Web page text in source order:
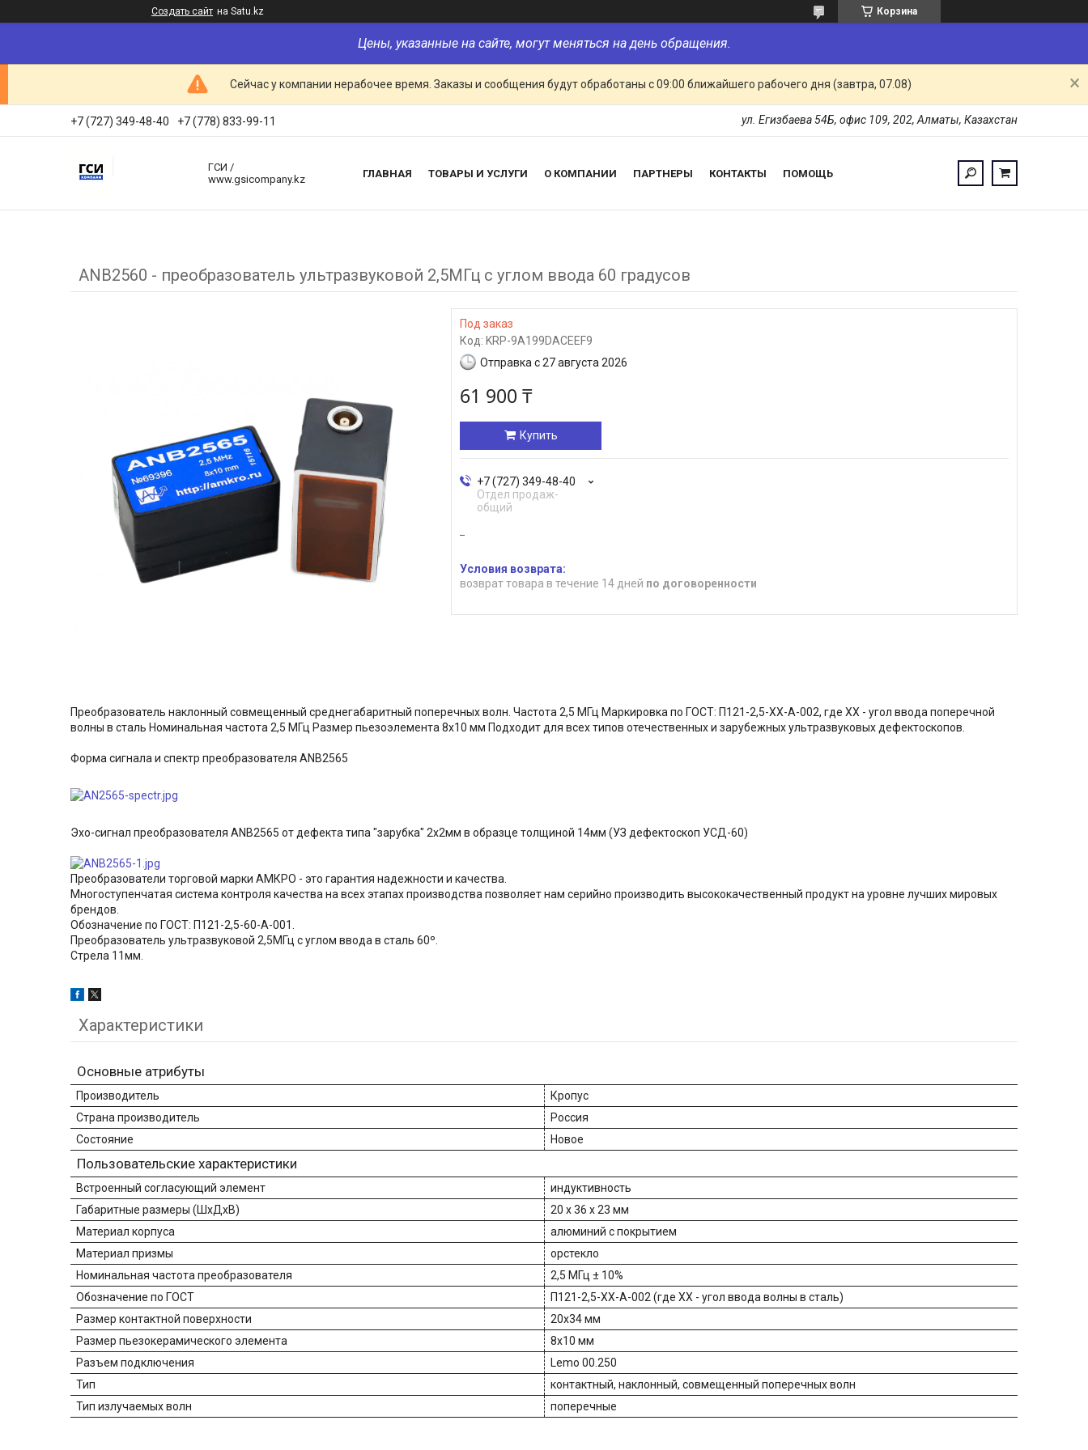
Создать сайт на Satu.kz Корзина
Цены, указанные на сайте, могут меняться на день обращения.
Сейчас у компании нерабочее время. Заказы и сообщения будут обработаны с 09:00 ближайшего рабочего дня (завтра, 07.08)
+7 (727) 349-48-40 +7 (778) 833-99-11 ул. Егизбаева 54Б, офис 109, 202, Алматы, Казахстан
ГСИ /
www.gsicompany.kz
ГЛАВНАЯ ТОВАРЫ И УСЛУГИ О КОМПАНИИ ПАРТНЕРЫ КОНТАКТЫ ПОМОЩЬ
ANB2560 - преобразователь ультразвуковой 2,5МГц с углом ввода 60 градусов
Под заказ
Код: KRP-9A199DACEEF9
Отправка с 27 августа 2026
61 900 ₸
Купить
+7 (727) 349-48-40
Отдел продаж-
общий
возврат товара в течение 14 дней по договоренности
Преобразователь наклонный совмещенный среднегабаритный поперечных волн. Частота 2,5 МГц Маркировка по ГОСТ: П121-2,5-ХХ-А-002, где XX - угол ввода поперечной
волны в сталь Номинальная частота 2,5 МГц Размер пьезоэлемента 8х10 мм Подходит для всех типов отечественных и зарубежных ультразвуковых дефектоскопов.
Форма сигнала и спектр преобразователя ANB2565
Эхо-сигнал преобразователя ANB2565 от дефекта типа "зарубка" 2х2мм в образце толщиной 14мм (УЗ дефектоскоп УСД-60)
Преобразователи торговой марки АМКРО - это гарантия надежности и качества.
Многоступенчатая система контроля качества на всех этапах производства позволяет нам серийно производить высококачественный продукт на уровне лучших мировых
брендов.
Обозначение по ГОСТ: П121-2,5-60-А-001.
Преобразователь ультразвуковой 2,5МГц с углом ввода в сталь 60º.
Стрела 11мм.
Характеристики
Основные атрибуты
Производитель
Кропус
Страна производитель
Россия
Состояние
Новое
Пользовательские характеристики
Встроенный согласующий элемент
индуктивность
Габаритные размеры (ШхДхВ)
20 х 36 х 23 мм
Материал корпуса
алюминий с покрытием
Материал призмы
орстекло
Номинальная частота преобразователя
2,5 МГц ± 10%
Обозначение по ГОСТ
П121-2,5-ХХ-А-002 (где XX - угол ввода волны в сталь)
Размер контактной поверхности
20х34 мм
Размер пьезокерамического элемента
8х10 мм
Разъем подключения
Lemo 00.250
Тип
контактный, наклонный, совмещенный поперечных волн
Тип излучаемых волн
поперечные